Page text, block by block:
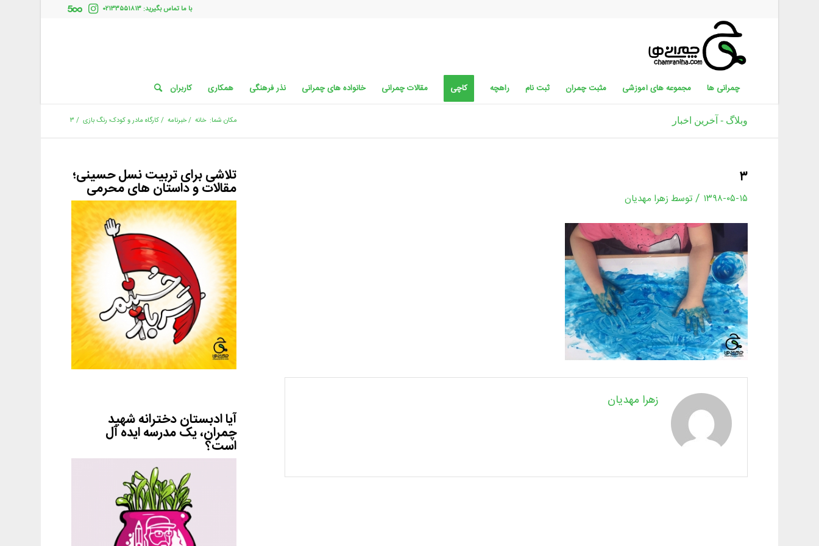
با ما تماس بگیرید: ۰۲۱۳۳۵۵۱۸۱۳
چمرانی ها مجموعه های آموزشی مثبت چمران ثبت نام راهچه کاچی مقالات چمرانی خانواده های چمرانی نذر فرهنگی همکاری کاربران
وبلاگ - آخرین اخبار مکان شما: خانه /خبرنامه /کارگاه مادر و کودک؛ رنگ بازی / ۳
۳
۱۳۹۸-۰۵-۱۵ / توسط زهرا مهدیان
زهرا مهدیان
تلاشی برای تربیت نسل حسینی؛
مقالات و داستان های محرمی
آیا ادبستان دخترانه شهید
چمران، یک مدرسه ایده آل
است؟